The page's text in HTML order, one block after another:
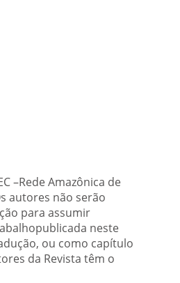
–Rede Amazônica de
autores não serão
para assumir
neste
ou como capítulo
da Revista têm o